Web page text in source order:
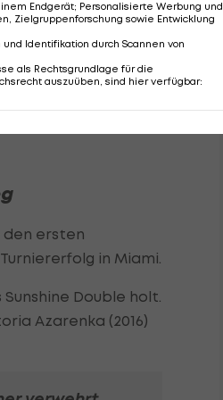
4:4-
daraufhin
Siegerin sorgt
den ersten
in Miami.
Double holt.
Azarenka (2016)
Endgerät; Personalisierte Werbung und
Zielgruppenforschung sowie Entwicklung
Identifikation durch Scannen von
als Rechtsgrundlage für die
auszuüben, sind hier verfügbar: